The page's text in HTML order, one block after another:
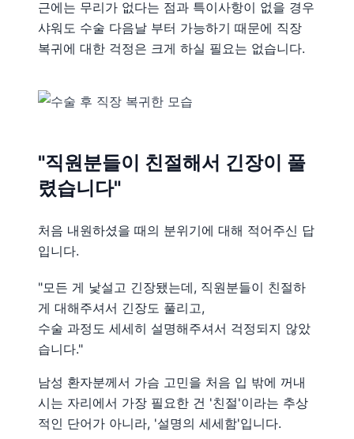
근에는 무리가 없다는 점과 특이사항이 없을 경우
샤워도 수술 다음날 부터 가능하기 때문에 직장
복귀에 대한 걱정은 크게 하실 필요는 없습니다.
"직원분들이 친절해서 긴장이 풀
렸습니다"
처음 내원하셨을 때의 분위기에 대해 적어주신 답
입니다.
"모든 게 낯설고 긴장됐는데, 직원분들이 친절하
게 대해주셔서 긴장도 풀리고,
수술 과정도 세세히 설명해주셔서 걱정되지 않았
습니다."
남성 환자분께서 가슴 고민을 처음 입 밖에 꺼내
시는 자리에서 가장 필요한 건 '친절'이라는 추상
적인 단어가 아니라, '설명의 세세함'입니다.